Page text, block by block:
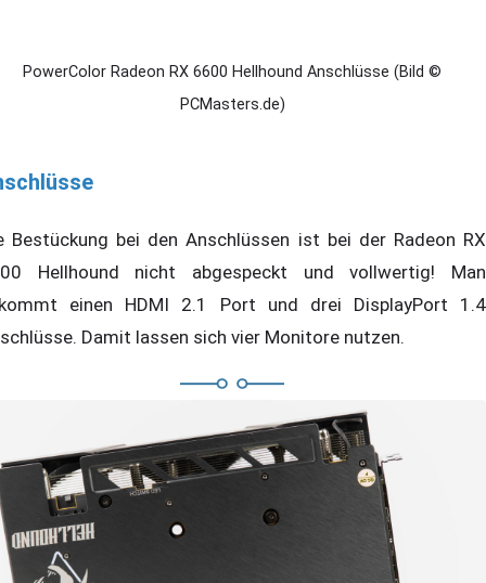
PowerColor Radeon RX 6600 Hellhound Anschlüsse (Bild ©
PCMasters.de)
Bestückung bei den Anschlüssen ist bei der Radeon RX
Hellhound nicht abgespeckt und vollwertig! Man
einen HDMI 2.1 Port und drei DisplayPort 1.4
Damit lassen sich vier Monitore nutzen.